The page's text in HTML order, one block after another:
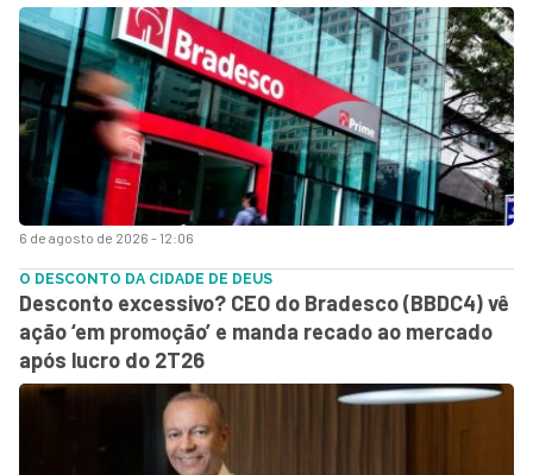
6 de agosto de 2026 - 12:06
O DESCONTO DA CIDADE DE DEUS
Desconto excessivo? CEO do Bradesco (BBDC4) vê
ação ‘em promoção’ e manda recado ao mercado
após lucro do 2T26